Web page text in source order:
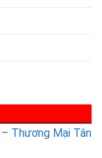
Thương Mại Tân